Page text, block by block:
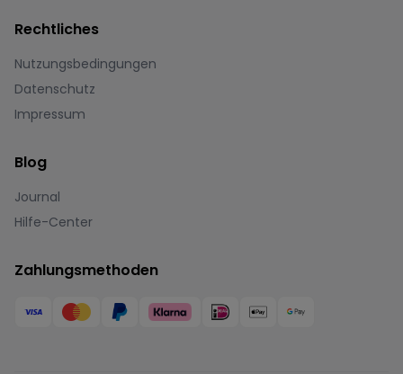
Rechtliches
Nutzungsbedingungen
Datenschutz
Impressum
Blog
Journal
Hilfe-Center
Zahlungsmethoden